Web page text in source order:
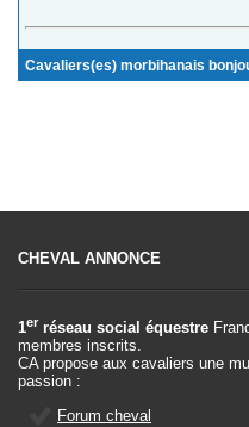
Cavaliers(es) morbihanais
CHEVAL ANNONCE
1er réseau social équestre
membres inscrits.
CA propose aux cavaliers une
passion :
Forum cheval